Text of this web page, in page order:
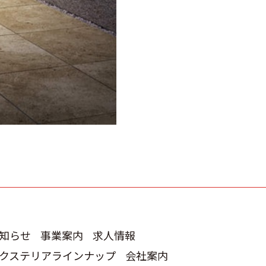
らせ 事業案内
求人情報
ステリアラインナップ
会社案内